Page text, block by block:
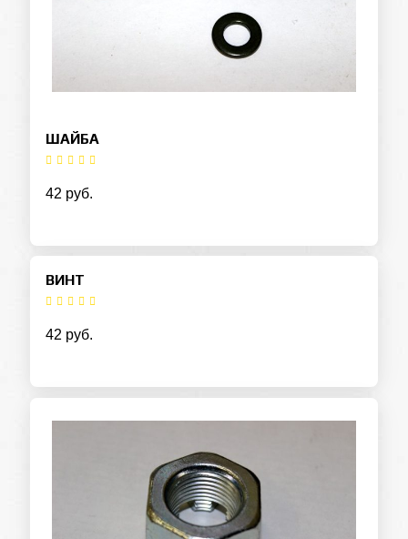
ШАЙБА
42 руб.
ВИНТ
42 руб.